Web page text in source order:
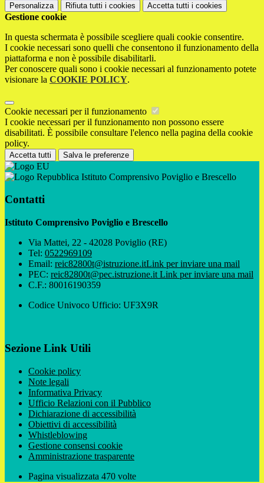
Personalizza Rifiuta tutti i cookies Accetta tutti i cookies
Gestione cookie
In questa schermata è possibile scegliere quali cookie consentire.
I cookie necessari sono quelli che consentono il funzionamento della
piattaforma e non è possibile disabilitarli.
Per conoscere quali sono i cookie necessari al funzionamento potete
visionare la COOKIE POLICY.
Cookie necessari per il funzionamento
I cookie necessari per il funzionamento non possono essere
disabilitati. È possibile consultare l'elenco nella pagina della cookie
policy.
Accetta tutti Salva le preferenze
Istituto Comprensivo Poviglio e Brescello
Contatti
Istituto Comprensivo Poviglio e Brescello
Via Mattei, 22 - 42028 Poviglio (RE)
Tel: 0522969109
Email: reic82800t@istruzione.itLink per inviare una mail
PEC: reic82800t@pec.istruzione.it Link per inviare una mail
C.F.: 80016190359
Codice Univoco Ufficio: UF3X9R
Sezione Link Utili
Cookie policy
Note legali
Informativa Privacy
Ufficio Relazioni con il Pubblico
Dichiarazione di accessibilità
Obiettivi di accessibilità
Whistleblowing
Gestione consensi cookie
Amministrazione trasparente
Pagina visualizzata 470 volte